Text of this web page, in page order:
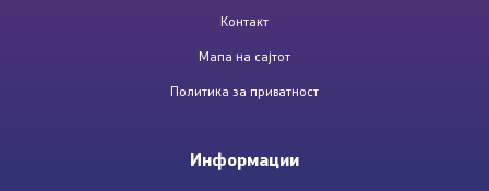
Контакт
Мапа на сајтот
Политика за приватност
Информации